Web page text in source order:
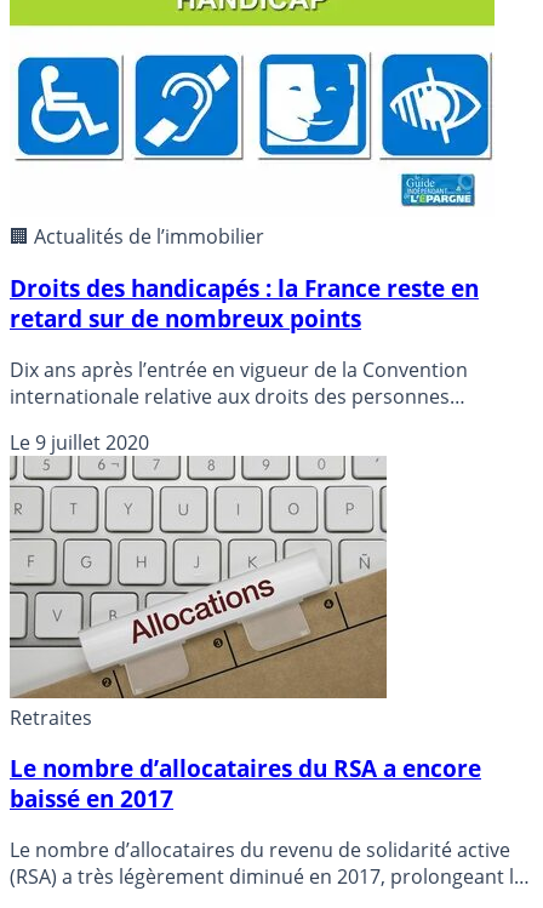
🏢 Actualités de l’immobilier
Droits des handicapés : la France reste en
retard sur de nombreux points
Dix ans après l’entrée en vigueur de la Convention
internationale relative aux droits des personnes
plusieurs mesures sont urgentes pour garantir
notamment l’accessibilité ou la scolarisation des enfants,
selon le Défenseur des droits.
Le9 juillet 2020
Retraites
Le nombre d’allocataires du RSA a encore
baissé en 2017
Le nombre d’allocataires du revenu de solidarité active
(RSA) a très légèrement diminué en 2017, prolongeant la